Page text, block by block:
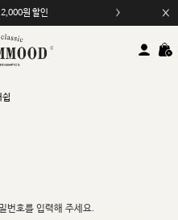
원 할인
쉽
번호를 입력해 주세요.